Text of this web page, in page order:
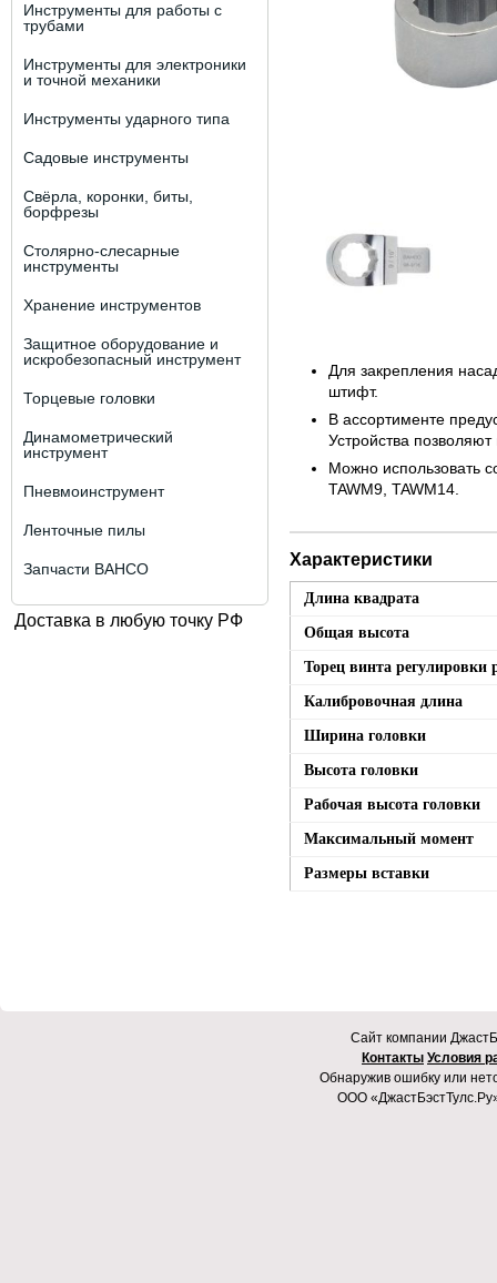
Инструменты для работы с
трубами
Инструменты для электроники
и точной механики
Инструменты ударного типа
Садовые инструменты
Свёрла, коронки, биты,
борфрезы
Столярно-слесарные
инструменты
Хранение инструментов
Защитное оборудование и
искробезопасный инструмент
Торцевые головки
Динамометрический
инструмент
Пневмоинструмент
Ленточные пилы
Запчасти BAHCO
Доставка в любую точку РФ
Для закрепления
штифт.
В ассортименте
Устройства
Можно использовать
TAWM9, TAWM14.
Характеристики
Длина квадрата
Общая высота
Торец винта регулировки
Калибровочная длина
Ширина головки
Высота головки
Рабочая высота головки
Максимальный момент
Размеры вставки
Cайт компании
Контакты Условия
Обнаружив ошибку или
ООО